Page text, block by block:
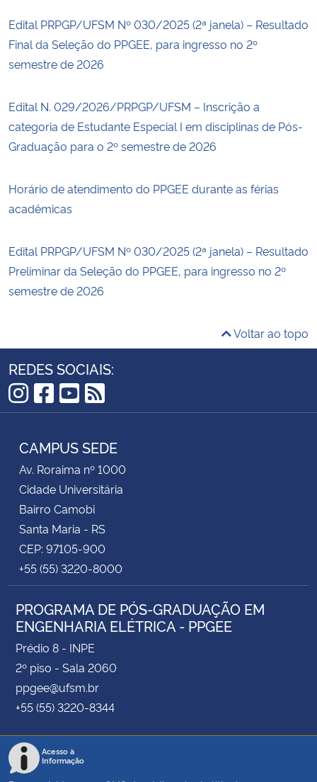
Edital PRPGP/UFSM Nº 030/2025 (2ª janela) – Resultado
Final da Seleção do PPGEE, para ingresso no 2º
semestre de 2026
Edital N. 029/2026/PRPGP/UFSM – Inscrição a
categoria de Estudante Especial I em disciplinas de Pós-
Graduação para o 2º semestre de 2026
Horário de atendimento do PPGEE durante as férias
acadêmicas
Edital PRPGP/UFSM Nº 030/2025 (2ª janela) – Resultado
Preliminar da Seleção do PPGEE, para ingresso no 2º
semestre de 2026
Voltar ao topo
REDES SOCIAIS:
Instagram
Facebook
YouTube
RSS
CAMPUS SEDE
Av. Roraima nº 1000
Cidade Universitária
Bairro Camobi
Santa Maria - RS
CEP: 97105-900
+55 (55) 3220-8000
PROGRAMA DE PÓS-GRADUAÇÃO EM
ENGENHARIA ELÉTRICA - PPGEE
Prédio 8 - INPE
2º piso - Sala 2060
ppgee@ufsm.br
+55 (55) 3220-8344
Acesso à
Informação